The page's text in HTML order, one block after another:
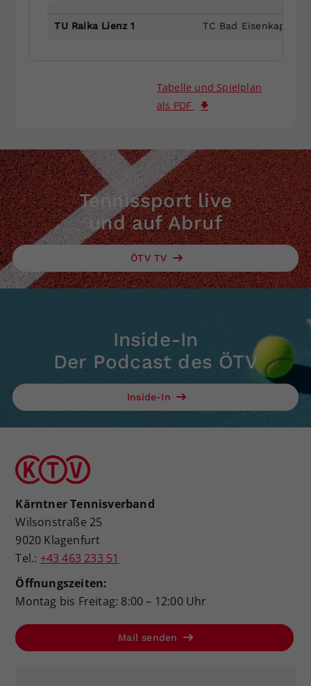
TU Raika Lienz 1 TC Bad Eisenkappel 1
Tabelle und Spielplan
als PDF
Tennissport live
und auf Abruf
ÖTV TV
Inside-In
Der Podcast des ÖTV
Inside-In
Kärntner Tennisverband
Wilsonstraße 25
9020 Klagenfurt
Tel.: +43 463 233 51
Öffnungszeiten:
Montag bis Freitag: 8:00 – 12:00 Uhr
Mail senden